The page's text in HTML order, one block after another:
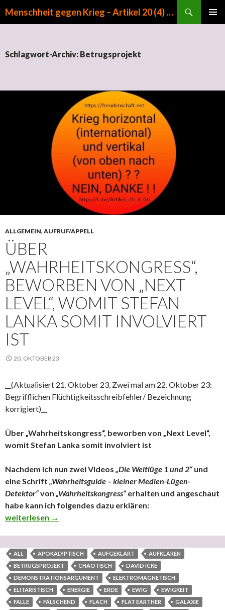
Menschheit gegen Krieg – Artikel 20 (4) GG
Schlagwort-Archiv: Betrugsprojekt
ALLGEMEIN, AUFRUF/APPELL
ÜBER
„WAHRHEITSKONGRESS“,
BEWORBEN VON „NEXT
LEVEL“, WOMIT STEFAN
LANKA SOMIT INVOLVIERT
IST
20. OKTOBER 23
__(Aktualisiert 21. Oktober 23, Zwei mal am 22. Oktober 23:
Begrifflichen Flüchtigkeitsschreibfehler/ Bezeichnung
korrigiert)__
Über „Wahrheitskongress“, beworben von „Next Level“,
womit Stefan Lanka somit involviert ist
Nachdem ich nun zwei Videos „Die Weltlüge 1 und 2“und
eine Schrift „Wahrheitsguide – kleiner Medien-Lügen-
Detektor“von „Wahrheitskongress“erhalten und angeschaut
habe kann ich folgendes dazu erklären:
Über „Wahrheitskongress“, beworben von „Next Level“,
weiterlesen →
ALL APOKALYPTISCH AUFGEKLÄRT
AUFKLÄREN
BETRUGSPROJEKT
CHAOTISCH
DAVID ICKE
DEMONSTRATIONSARGUMENT
ELEKTROMAGNETISCH
ELITARISTISCH
ENERGIE ERDE EWIG
EWIGKEIT
FALLE
FÄLSCHEND FLACH FLAT EARTHER
GALAXIE